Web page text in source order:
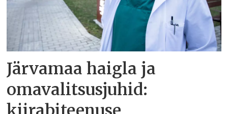
Järvamaa haigla ja
omavalitsusjuhid: